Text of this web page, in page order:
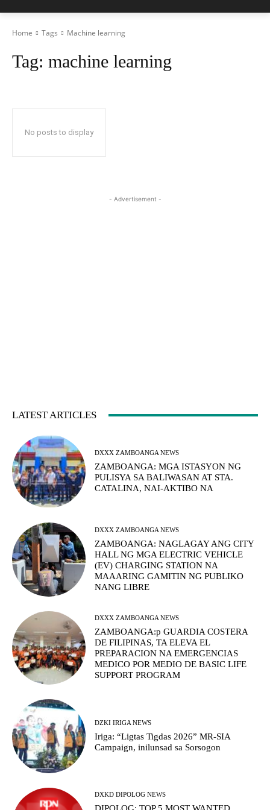
Home Tags Machine learning
Tag: machine learning
No posts to display
- Advertisement -
LATEST ARTICLES
DXXX ZAMBOANGA NEWS
ZAMBOANGA: MGA ISTASYON NG
PULISYA SA BALIWASAN AT STA.
CATALINA, NAI-AKTIBO NA
DXXX ZAMBOANGA NEWS
ZAMBOANGA: NAGLAGAY ANG CITY
HALL NG MGA ELECTRIC VEHICLE
(EV) CHARGING STATION NA
MAAARING GAMITIN NG PUBLIKO
NANG LIBRE
DXXX ZAMBOANGA NEWS
ZAMBOANGA:p GUARDIA COSTERA
DE FILIPINAS, TA ELEVA EL
PREPARACION NA EMERGENCIAS
MEDICO POR MEDIO DE BASIC LIFE
SUPPORT PROGRAM
DZKI IRIGA NEWS
Iriga: “Ligtas Tigdas 2026” MR-SIA
Campaign, inilunsad sa Sorsogon
DXKD DIPOLOG NEWS